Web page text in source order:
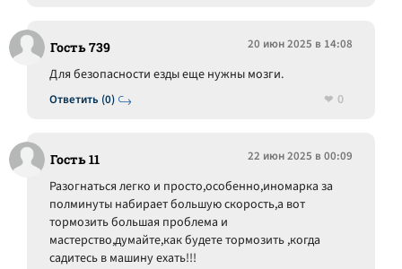
Гость 739 20 июн 2025 в 14:08
Ответить (0)
Для безопасности езды еще нужны мозги.
0
Гость 11 22 июн 2025 в 00:09
Разогнаться легко и просто,особенно,иномарка за
полминуты набирает большую скорость,а вот
тормозить большая проблема и
мастерство,думайте,как будете тормозить ,когда
садитесь в машину ехать!!!